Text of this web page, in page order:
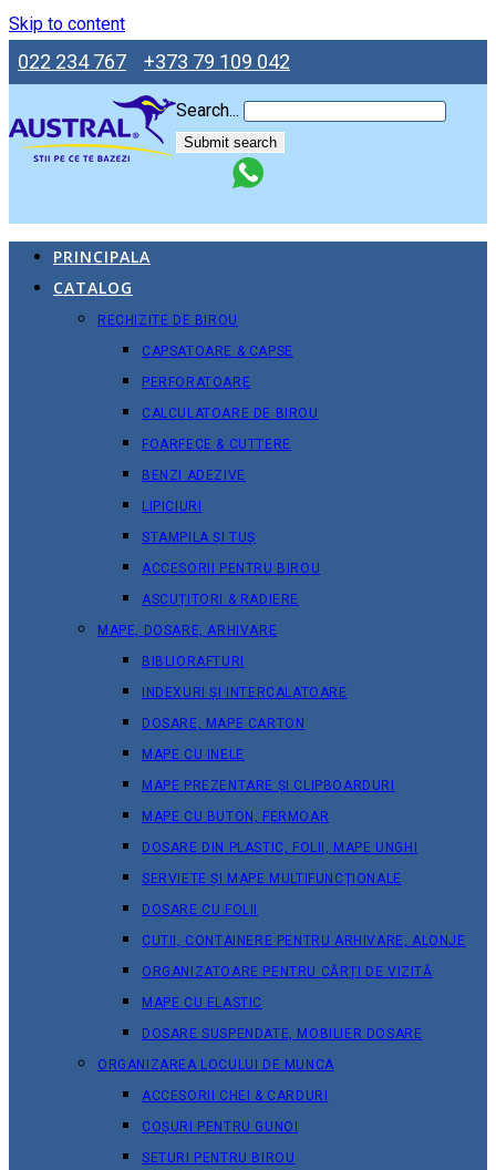
Skip to content
022 234 767 +373 79 109 042
Search...
Submit search
PRINCIPALA
CATALOG
RECHIZITE DE BIROU
CAPSATOARE & CAPSE
PERFORATOARE
CALCULATOARE DE BIROU
FOARFECE & CUTTERE
BENZI ADEZIVE
LIPICIURI
STAMPILA ȘI TUȘ
ACCESORII PENTRU BIROU
ASCUȚITORI & RADIERE
MAPE, DOSARE, ARHIVARE
BIBLIORAFTURI
INDEXURI ȘI INTERCALATOARE
DOSARE, MAPE CARTON
MAPE CU INELE
MAPE PREZENTARE ȘI CLIPBOARDURI
MAPE CU BUTON, FERMOAR
DOSARE DIN PLASTIC, FOLII, MAPE UNGHI
SERVIETE ȘI MAPE MULTIFUNCȚIONALE
DOSARE CU FOLII
CUTII, CONTAINERE PENTRU ARHIVARE, ALONJE
ORGANIZATOARE PENTRU CĂRȚI DE VIZITĂ
MAPE CU ELASTIC
DOSARE SUSPENDATE, MOBILIER DOSARE
ORGANIZAREA LOCULUI DE MUNCA
ACCESORII CHEI & СARDURI
COȘURI PENTRU GUNOI
SETURI PENTRU BIROU